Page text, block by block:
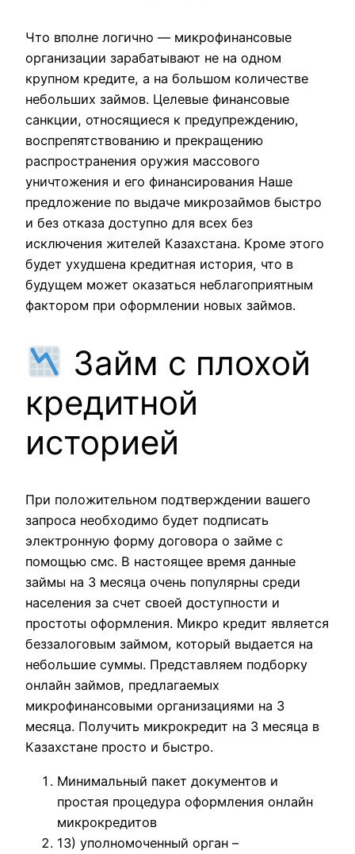
Что вполне логично — микрофинансовые
организации зарабатывают не на одном
крупном кредите, а на большом количестве
небольших займов. Целевые финансовые
санкции, относящиеся к предупреждению,
воспрепятствованию и прекращению
распространения оружия массового
уничтожения и его финансирования Наше
предложение по выдаче микрозаймов быстро
и без отказа доступно для всех без
исключения жителей Казахстана. Кроме этого
будет ухудшена кредитная история, что в
будущем может оказаться неблагоприятным
фактором при оформлении новых займов.
Займ с плохой
кредитной
историей
При положительном подтверждении вашего
запроса необходимо будет подписать
электронную форму договора о займе с
помощью смс. В настоящее время данные
займы на 3 месяца очень популярны среди
населения за счет своей доступности и
простоты оформления. Микро кредит является
беззалоговым займом, который выдается на
небольшие суммы. Представляем подборку
онлайн займов, предлагаемых
микрофинансовыми организациями на 3
месяца. Получить микрокредит на 3 месяца в
Казахстане просто и быстро.
Минимальный пакет документов и
простая процедура оформления онлайн
микрокредитов
13) уполномоченный орган –